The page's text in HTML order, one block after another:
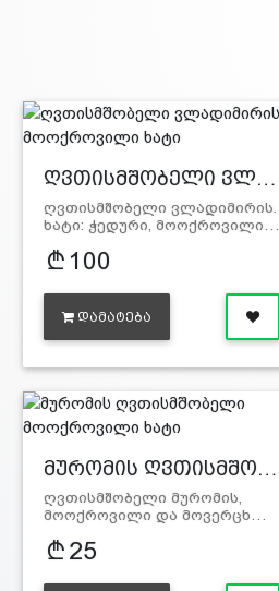
ღვთისმშობელი ვლ…
ღვთისმშობელი ვლადიმირის.
ხატი: ჭედური, მოოქროვილი…
100
ᲓᲐᲛᲐᲢᲔᲑᲐ
მურომის ღვთისმშო…
ღვთისმშობელი მურომის,
მოოქროვილი და მოვერცხ…
25